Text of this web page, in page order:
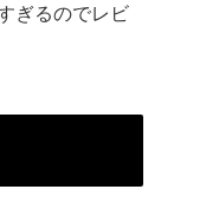
ぎるのでレビ